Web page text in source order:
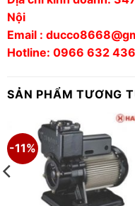
Nội
Email :
Hotline: 0966 632
SẢN PHẨM TƯƠNG
-11%